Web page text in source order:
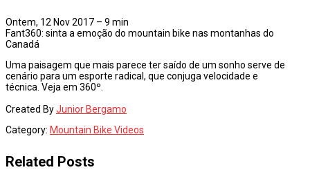
Ontem, 12 Nov 2017 – 9 min
Fant360: sinta a emoção do mountain bike nas montanhas do
Canadá
Uma paisagem que mais parece ter saído de um sonho serve de
cenário para um esporte radical, que conjuga velocidade e
técnica. Veja em 360º.
Created ByJunior Bergamo
Category: Mountain Bike Videos
Related Posts